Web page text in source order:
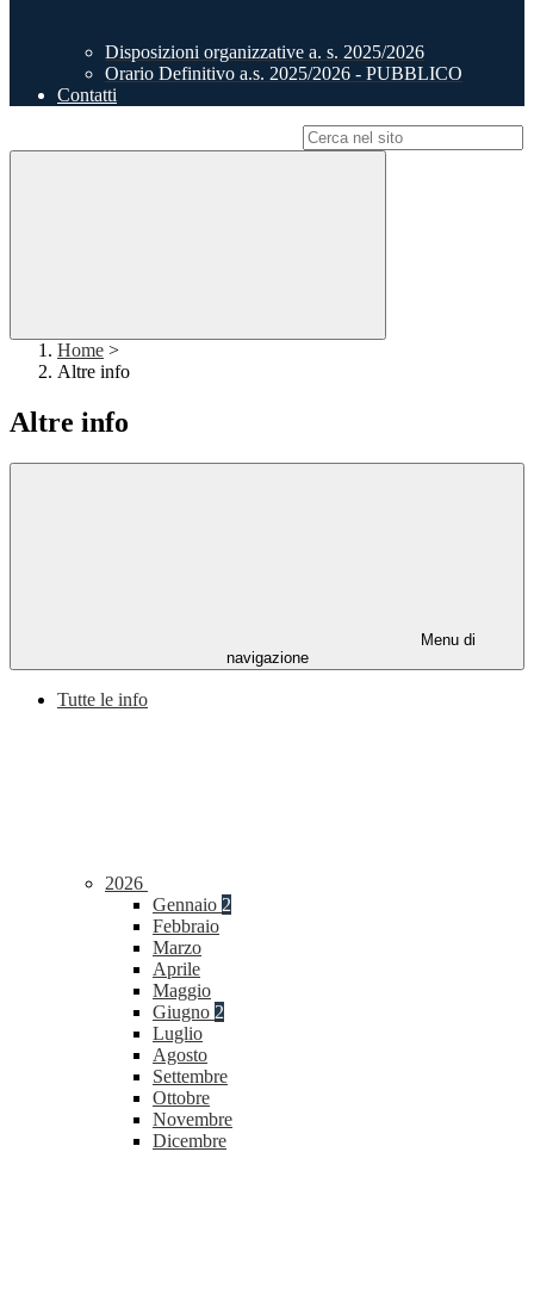
Disposizioni organizzative a. s. 2025/2026
Orario Definitivo a.s. 2025/2026 - PUBBLICO
Contatti
Home >
Altre info
Altre info
Menu di
navigazione
Tutte le info
2026
Gennaio 2
Febbraio
Marzo
Aprile
Maggio
Giugno 2
Luglio
Agosto
Settembre
Ottobre
Novembre
Dicembre